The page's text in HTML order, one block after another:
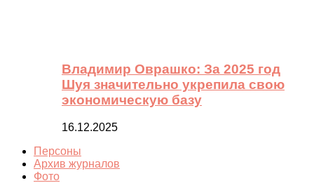
Владимир Оврашко: За 2025 год
Шуя значительно укрепила свою
экономическую базу
16.12.2025
Персоны
Архив журналов
Фото